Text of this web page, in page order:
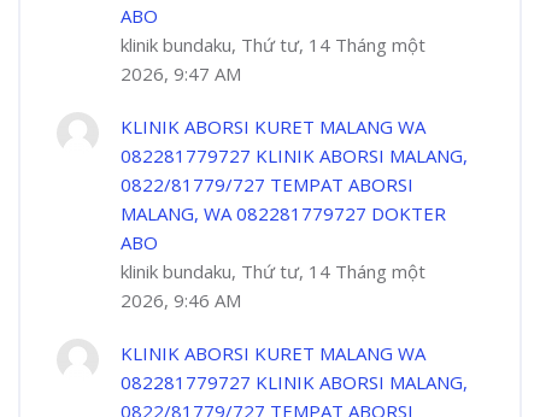
ABO
klinik bundaku, Thứ tư, 14 Tháng một
2026, 9:47 AM
KLINIK ABORSI KURET MALANG WA
082281779727 KLINIK ABORSI MALANG,
0822/81779/727 TEMPAT ABORSI
MALANG, WA 082281779727 DOKTER
ABO
klinik bundaku, Thứ tư, 14 Tháng một
2026, 9:46 AM
KLINIK ABORSI KURET MALANG WA
082281779727 KLINIK ABORSI MALANG,
0822/81779/727 TEMPAT ABORSI